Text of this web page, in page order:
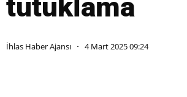
tutuklama
İhlas Haber Ajansı 4 Mart 2025 09:24